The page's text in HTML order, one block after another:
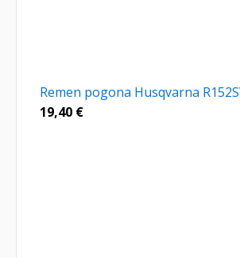
Remen pogona Husqvarna
19,40 €